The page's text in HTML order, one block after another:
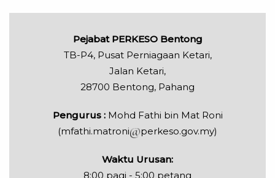
Pejabat PERKESO Bentong
TB-P4, Pusat Perniagaan Ketari,
Jalan Ketari,
28700 Bentong, Pahang
Pengurus :Mohd Fathi bin Mat Roni
(mfathi.matroni
perkeso.gov.my)
Waktu Urusan:
8:00 pagi - 5:00 petang